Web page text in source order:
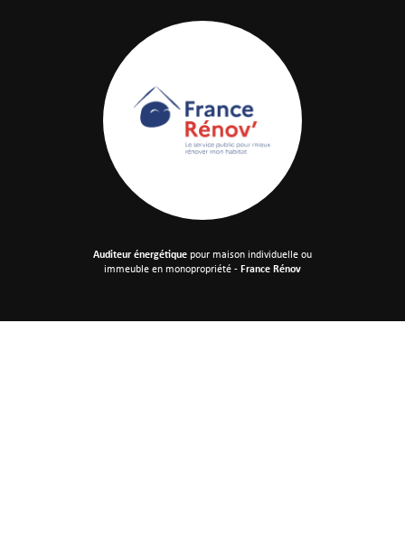
Auditeur énergétiquepour maison individuelleou
immeuble en monopropriété -France Rénov